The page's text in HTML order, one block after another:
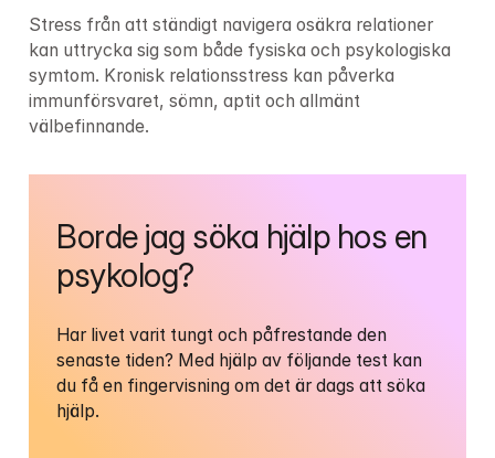
Stress från att ständigt navigera osäkra relationer
kan uttrycka sig som både fysiska och psykologiska
symtom. Kronisk relationsstress kan påverka
immunförsvaret, sömn, aptit och allmänt
välbefinnande.
Borde jag söka hjälp hos en
psykolog?
Har livet varit tungt och påfrestande den
senaste tiden? Med hjälp av följande test kan
du få en fingervisning om det är dags att söka
hjälp.